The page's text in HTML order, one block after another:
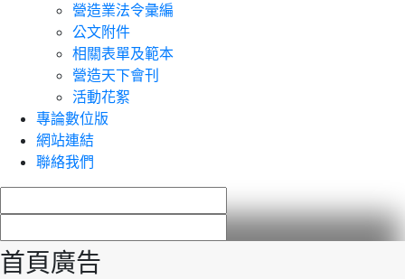
營造業法令彙編
公文附件
相關表單及範本
營造天下會刊
活動花絮
專論數位版
網站連結
聯絡我們
首頁廣告